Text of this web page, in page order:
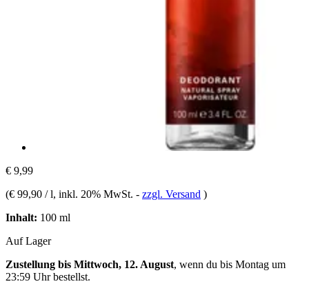
€ 9,99
(€ 99,90 / l, inkl. 20% MwSt. - zzgl. Versand )
Inhalt: 100 ml
Auf Lager
Zustellung bis Mittwoch, 12. August, wenn du bis Montag um
23:59 Uhrbestellst.